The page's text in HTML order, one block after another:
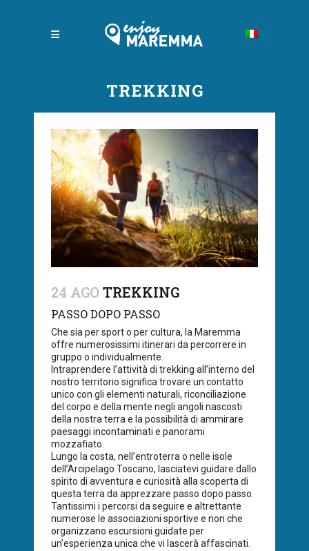
TREKKING
24 AGOTREKKING
PASSO DOPO PASSO
Che sia per sport o per cultura, la Maremma
offre numerosissimi itinerari da percorrere in
gruppo o individualmente.
Intraprendere l’attività di trekking all’interno del
nostro territorio significa trovare un contatto
unico con gli elementi naturali, riconciliazione
del corpo e della mente negli angoli nascosti
della nostra terra e la possibilità di ammirare
paesaggi incontaminati e panorami
mozzafiato.
Lungo la costa, nell’entroterra o nelle isole
dell’Arcipelago Toscano, lasciatevi guidare dallo
spirito di avventura e curiosità alla scoperta di
questa terra da apprezzare passo dopo passo.
Tantissimi i percorsi da seguire e altrettante
numerose le associazioni sportive e non che
organizzano escursioni guidate per
un’esperienza unica che vi lascerà affascinati.